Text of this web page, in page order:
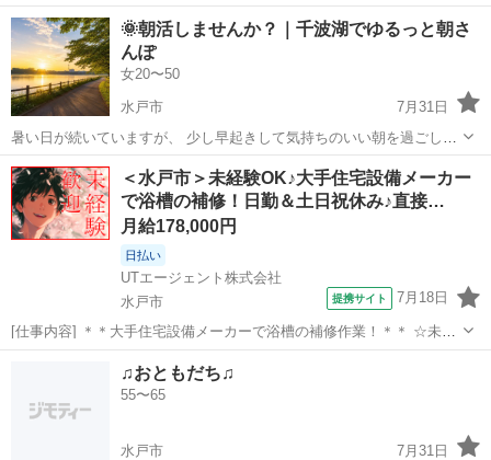
まに埼玉にも行きます。 初心者から経験者まで、みんなで楽しく遊ぶ
ことを大切にしています。 一緒にサバゲーを楽しめる仲間を募集して
います！マナーを守って楽しく遊べる...
茨城 水戸市 水戸駅
🌞朝活しませんか？｜千波湖でゆるっと朝さ
んぽ
女20〜50
水戸市
7月31日
暑い日が続いていますが、 少し早起きして気持ちのいい朝を過ごしま
せんか？🙌 朝の澄んだ空気の中で千波湖をゆっくり歩きながら 景色を
楽しんだり、気軽におしゃべりしたり♪ 「朝活を始めてみたい！」
「運動不足を解消したい！」...
茨城 水戸市 友達
＜水戸市＞未経験OK♪大手住宅設備メーカー
で浴槽の補修！日勤＆土日祝休み♪直接…
月給178,000円
日払い
UTエージェント株式会社
水戸市
提携サイト 7月18日
[仕事内容] ＊＊大手住宅設備メーカーで浴槽の補修作業！＊＊ ☆未経
験OK！ UTエージェントのメンバーが多数で安心◎ ＜具体的には…
＞ 下記いずれかの作業をお願いします！ ◆浴槽の補修作業 →サン
ディング、パテ埋め...
工場
♫おともだち♫
55〜65
水戸市
7月31日